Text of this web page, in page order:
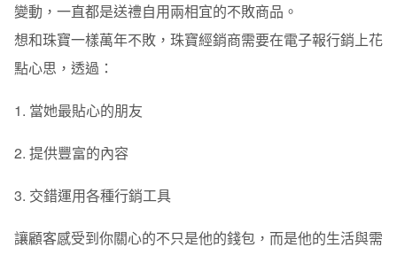
變動，一直都是送禮自用兩相宜的不敗商品。
想和珠寶一樣萬年不敗，珠寶經銷商需要在電子報行銷上花
點心思，透過：
1. 當她最貼心的朋友
2. 提供豐富的內容
3. 交錯運用各種行銷工具
讓顧客感受到你關心的不只是他的錢包，而是他的生活與需